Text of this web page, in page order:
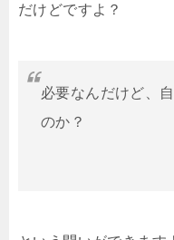
だけどですよ？
必要なんだけど、
のか？